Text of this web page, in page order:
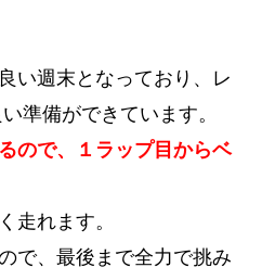
い週末となっており、レ
準備ができています。
ので、１ラップ目からベ
走れます。
で、最後まで全力で挑み